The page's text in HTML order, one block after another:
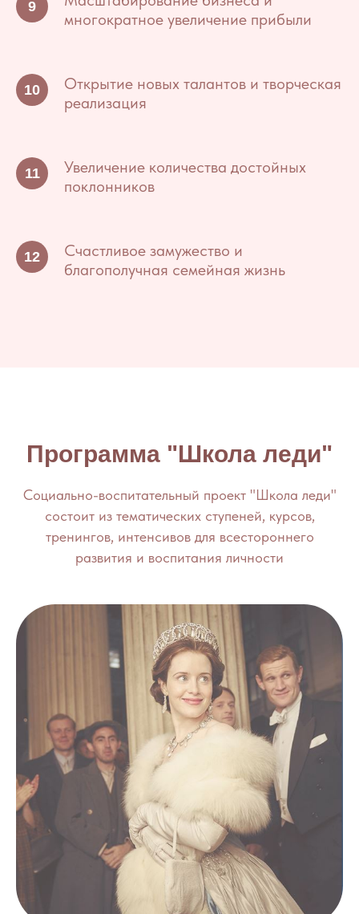
многократное увеличение прибыли
Открытие новых талантов и творческая
реализация
Увеличение количества достойных
поклонников
Счастливое замужество и
благополучная семейная жизнь
Программа "Школа леди"
Социально-воспитательный проект "Школа леди"
состоит из тематических ступеней, курсов,
тренингов, интенсивов для всестороннего
развития и воспитания личности